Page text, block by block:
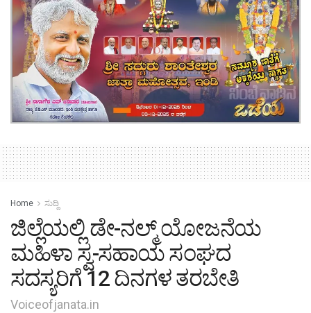
Home ಸುದ್ದಿ
ಜಿಲ್ಲೆಯಲ್ಲಿ ಡೇ-ನಲ್ಮ್ ಯೋಜನೆಯ
ಮಹಿಳಾ ಸ್ವ-ಸಹಾಯ ಸಂಘದ
ಸದಸ್ಯರಿಗೆ 12 ದಿನಗಳ ತರಬೇತಿ
Voiceofjanata.in